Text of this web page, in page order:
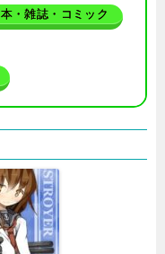
本・雑誌・コミック